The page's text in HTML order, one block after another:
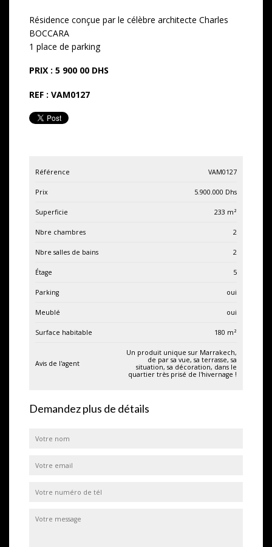
Résidence conçue par le célèbre architecte Charles
BOCCARA
1 place de parking
PRIX : 5 900 00 DHS
REF : VAM0127
Référence VAM0127
Prix 5.900.000 Dhs
Superficie 233 m²
Nbre chambres 2
Nbre salles de bains 2
Étage 5
Parking oui
Meublé oui
Surface habitable 180 m²
Avis de l'agent
Un produit unique sur Marrakech,
de par sa vue, sa terrasse, sa
situation, sa décoration, dans le
quartier très prisé de l'hivernage !
Demandez plus de détails